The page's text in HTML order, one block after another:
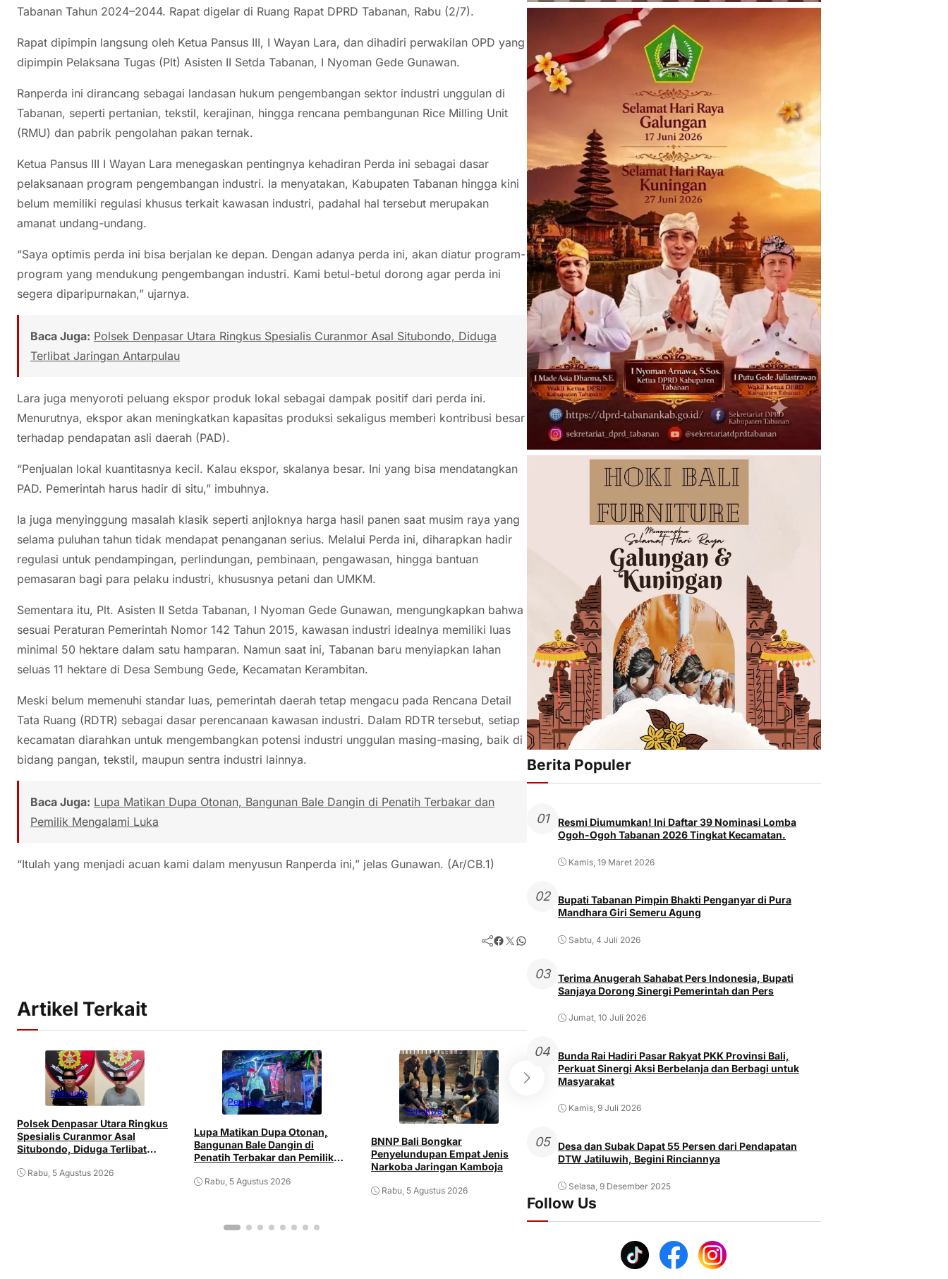
Tabanan Tahun 2024–2044. Rapat digelar di Ruang Rapat DPRD Tabanan, Rabu (2/7).
Rapat dipimpin langsung oleh Ketua Pansus III, I Wayan Lara, dan dihadiri perwakilan OPD yang
dipimpin Pelaksana Tugas (Plt) Asisten II Setda Tabanan, I Nyoman Gede Gunawan.
Ranperda ini dirancang sebagai landasan hukum pengembangan sektor industri unggulan di
Tabanan, seperti pertanian, tekstil, kerajinan, hingga rencana pembangunan Rice Milling Unit
(RMU) dan pabrik pengolahan pakan ternak.
Ketua Pansus III I Wayan Lara menegaskan pentingnya kehadiran Perda ini sebagai dasar
pelaksanaan program pengembangan industri. Ia menyatakan, Kabupaten Tabanan hingga kini
belum memiliki regulasi khusus terkait kawasan industri, padahal hal tersebut merupakan
amanat undang-undang.
“Saya optimis perda ini bisa berjalan ke depan. Dengan adanya perda ini, akan diatur program-
program yang mendukung pengembangan industri. Kami betul-betul dorong agar perda ini
segera diparipurnakan,” ujarnya.
Baca Juga: Polsek Denpasar Utara Ringkus Spesialis Curanmor Asal Situbondo, Diduga
Terlibat Jaringan Antarpulau
Lara juga menyoroti peluang ekspor produk lokal sebagai dampak positif dari perda ini.
Menurutnya, ekspor akan meningkatkan kapasitas produksi sekaligus memberi kontribusi besar
terhadap pendapatan asli daerah (PAD).
“Penjualan lokal kuantitasnya kecil. Kalau ekspor, skalanya besar. Ini yang bisa mendatangkan
PAD. Pemerintah harus hadir di situ,” imbuhnya.
Ia juga menyinggung masalah klasik seperti anjloknya harga hasil panen saat musim raya yang
selama puluhan tahun tidak mendapat penanganan serius. Melalui Perda ini, diharapkan hadir
regulasi untuk pendampingan, perlindungan, pembinaan, pengawasan, hingga bantuan
pemasaran bagi para pelaku industri, khususnya petani dan UMKM.
Sementara itu, Plt. Asisten II Setda Tabanan, I Nyoman Gede Gunawan, mengungkapkan bahwa
sesuai Peraturan Pemerintah Nomor 142 Tahun 2015, kawasan industri idealnya memiliki luas
minimal 50 hektare dalam satu hamparan. Namun saat ini, Tabanan baru menyiapkan lahan
seluas 11 hektare di Desa Sembung Gede, Kecamatan Kerambitan.
Meski belum memenuhi standar luas, pemerintah daerah tetap mengacu pada Rencana Detail
Tata Ruang (RDTR) sebagai dasar perencanaan kawasan industri. Dalam RDTR tersebut, setiap
kecamatan diarahkan untuk mengembangkan potensi industri unggulan masing-masing, baik di
bidang pangan, tekstil, maupun sentra industri lainnya.
Baca Juga: Lupa Matikan Dupa Otonan, Bangunan Bale Dangin di Penatih Terbakar dan
Pemilik Mengalami Luka
“Itulah yang menjadi acuan kami dalam menyusun Ranperda ini,” jelas Gunawan. (Ar/CB.1)
Facebook Twitter WhatsApp
Artikel Terkait
Peristiwa
Polsek Denpasar Utara Ringkus
Spesialis Curanmor Asal
Situbondo, Diduga Terlibat
Rabu, 5 Agustus 2026
Peristiwa
Lupa Matikan Dupa Otonan,
Bangunan Bale Dangin di
Penatih Terbakar dan Pemilik
Rabu, 5 Agustus 2026
Peristiwa
BNNP Bali Bongkar
Penyelundupan Empat Jenis
Narkoba Jaringan Kamboja
Rabu, 5 Agustus 2026
Peristiwa
Pria ODGJ di Denpasar Serang
Istri dan Mertua Menggunakan
Rabu, 5 Agustus 2026
Curi Burung Murai Batu Rp 25
Juta milik Majikan, Pria Asal
Berita Populer
01
Resmi Diumumkan! Ini Daftar 39 Nominasi Lomba
Ogoh-Ogoh Tabanan 2026 Tingkat Kecamatan.
Kamis, 19 Maret 2026
02
Bupati Tabanan Pimpin Bhakti Penganyar di Pura
Mandhara Giri Semeru Agung
Sabtu, 4 Juli 2026
03
Terima Anugerah Sahabat Pers Indonesia, Bupati
Sanjaya Dorong Sinergi Pemerintah dan Pers
Jumat, 10 Juli 2026
04
Bunda Rai Hadiri Pasar Rakyat PKK Provinsi Bali,
Perkuat Sinergi Aksi Berbelanja dan Berbagi untuk
Masyarakat
Kamis, 9 Juli 2026
05
Desa dan Subak Dapat 55 Persen dari Pendapatan
DTW Jatiluwih, Begini Rinciannya
Selasa, 9 Desember 2025
Follow Us